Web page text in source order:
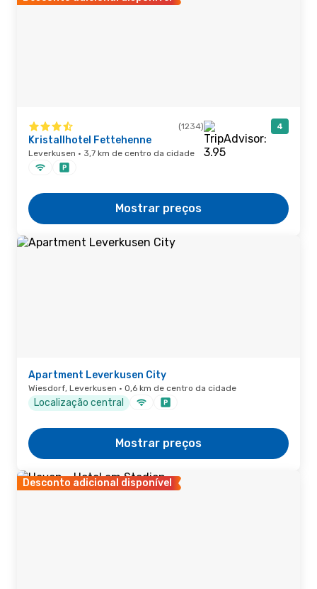
(1234) 4
Kristallhotel Fettehenne
Leverkusen · 3,7 km de centro da cidade
Mostrar preços
Apartment Leverkusen City
Wiesdorf, Leverkusen · 0,6 km de centro da cidade
Localização central
Mostrar preços
Desconto adicional disponível